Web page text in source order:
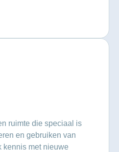
ruimte die speciaal is
en gebruiken van
kennis met nieuwe